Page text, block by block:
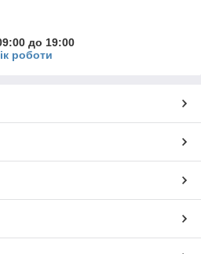
до 19:00
роботи